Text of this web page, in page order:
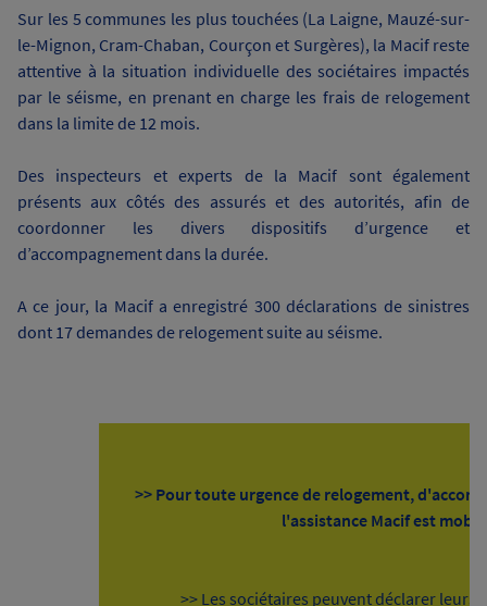
Sur les 5 communes les plus touchées (La Laigne, Mauzé-sur-
le-Mignon, Cram-Chaban, Courçon et Surgères), la Macif reste
attentive à la situation individuelle des sociétaires impactés
par le séisme, en prenant en charge les frais de relogement
dans la limite de 12 mois.
Des inspecteurs et experts de la Macif sont également
présents aux côtés des assurés et des autorités, afin de
coordonner les divers dispositifs d’urgence et
d’accompagnement dans la durée.
A ce jour, la Macif a enregistré 300 déclarations de sinistres
dont 17 demandes de relogement suite au séisme.
>> Pour toute urgence de relogement,
l'assistance Macif est
>> Les sociétaires peuvent déclarer leurs